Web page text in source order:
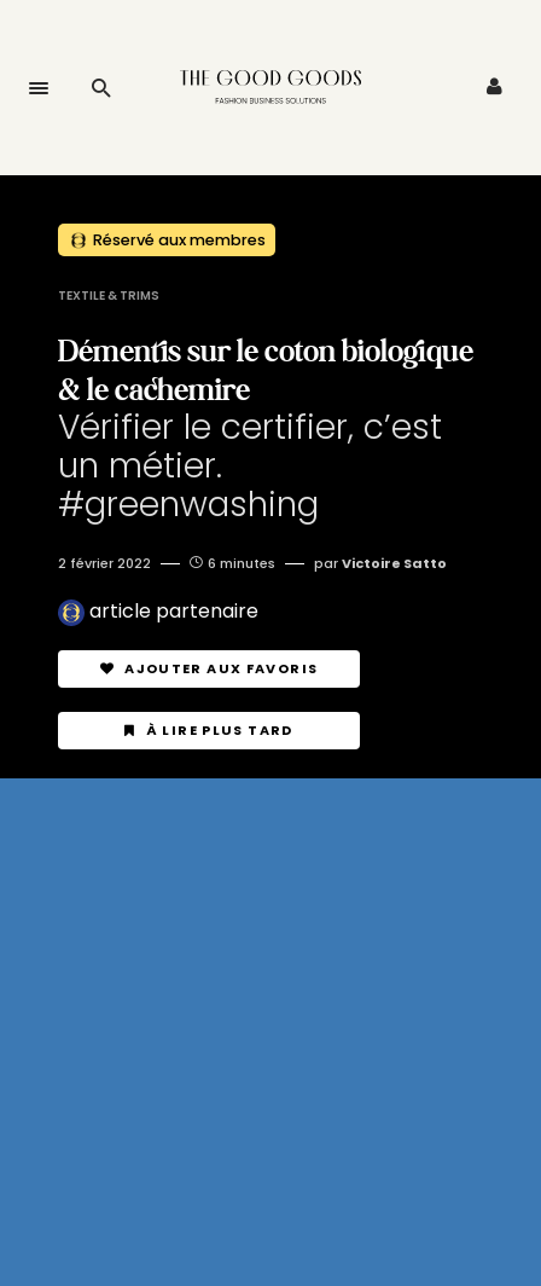
Réservé aux membres
TEXTILE & TRIMS
Démentis sur le coton biologique
& le cachemire
Vérifier le certifier, c’est
un métier.
#greenwashing
2 février 2022 6 minutes parVictoire Satto
article partenaire
AJOUTER AUX FAVORIS
À LIRE PLUS TARD